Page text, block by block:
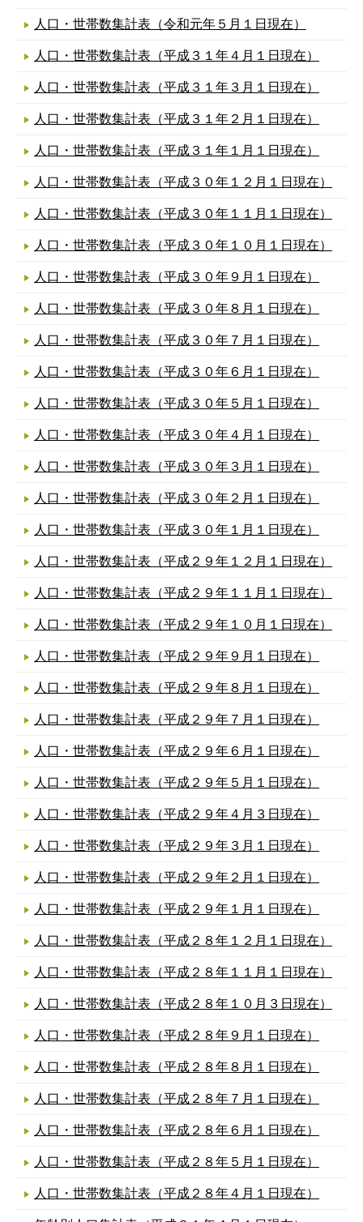
人口・世帯数集計表（令和元年５月１日現在）
人口・世帯数集計表（平成３１年４月１日現在）
人口・世帯数集計表（平成３１年３月１日現在）
人口・世帯数集計表（平成３１年２月１日現在）
人口・世帯数集計表（平成３１年１月１日現在）
人口・世帯数集計表（平成３０年１２月１日現在）
人口・世帯数集計表（平成３０年１１月１日現在）
人口・世帯数集計表（平成３０年１０月１日現在）
人口・世帯数集計表（平成３０年９月１日現在）
人口・世帯数集計表（平成３０年８月１日現在）
人口・世帯数集計表（平成３０年７月１日現在）
人口・世帯数集計表（平成３０年６月１日現在）
人口・世帯数集計表（平成３０年５月１日現在）
人口・世帯数集計表（平成３０年４月１日現在）
人口・世帯数集計表（平成３０年３月１日現在）
人口・世帯数集計表（平成３０年２月１日現在）
人口・世帯数集計表（平成３０年１月１日現在）
人口・世帯数集計表（平成２９年１２月１日現在）
人口・世帯数集計表（平成２９年１１月１日現在）
人口・世帯数集計表（平成２９年１０月１日現在）
人口・世帯数集計表（平成２９年９月１日現在）
人口・世帯数集計表（平成２９年８月１日現在）
人口・世帯数集計表（平成２９年７月１日現在）
人口・世帯数集計表（平成２９年６月１日現在）
人口・世帯数集計表（平成２９年５月１日現在）
人口・世帯数集計表（平成２９年４月３日現在）
人口・世帯数集計表（平成２９年３月１日現在）
人口・世帯数集計表（平成２９年２月１日現在）
人口・世帯数集計表（平成２９年１月１日現在）
人口・世帯数集計表（平成２８年１２月１日現在）
人口・世帯数集計表（平成２８年１１月１日現在）
人口・世帯数集計表（平成２８年１０月３日現在）
人口・世帯数集計表（平成２８年９月１日現在）
人口・世帯数集計表（平成２８年８月１日現在）
人口・世帯数集計表（平成２８年７月１日現在）
人口・世帯数集計表（平成２８年６月１日現在）
人口・世帯数集計表（平成２８年５月１日現在）
人口・世帯数集計表（平成２８年４月１日現在）